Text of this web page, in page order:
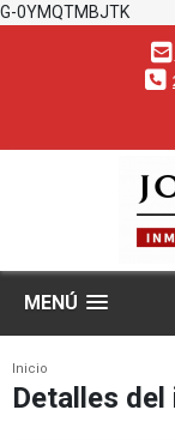
G-0YMQTMBJTK
MENÚ
Inicio
Detalles del